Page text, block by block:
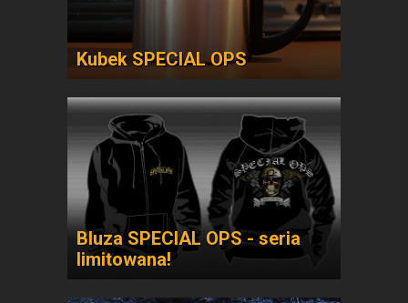
Kubek SPECIAL OPS
Bluza SPECIAL OPS - seria
limitowana!